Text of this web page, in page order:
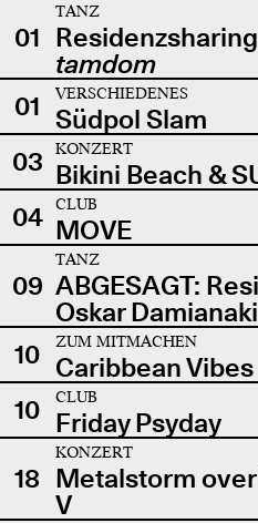
01
TANZ
tamdom
01
VERSCHIEDENES
Südpol Slam
03
KONZERT
Bikini Beach &
04
CLUB
MOVE
09
TANZ
ABGESAGT:
Oskar Damianaki
10
ZUM MITMACHEN
Caribbean Vibes
10
CLUB
Friday Psyday
18
KONZERT
Metalstorm
V